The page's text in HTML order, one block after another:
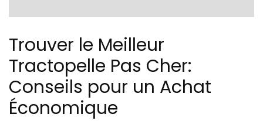
Trouver le Meilleur
Tractopelle Pas Cher:
Conseils pour un Achat
Économique